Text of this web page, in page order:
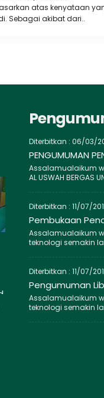
atas kenyataan
Sebagai akibat dari..
Diterbitkan : 06/03/
PENGUMUMAN
Assalamualaikum
AL USWAH BERGAS
Diterbitkan : 11/07/
Pembukaan
Assalamualaikum
teknologi semakin
Diterbitkan : 11/07/
Pengumuman
Assalamualaikum
teknologi semakin